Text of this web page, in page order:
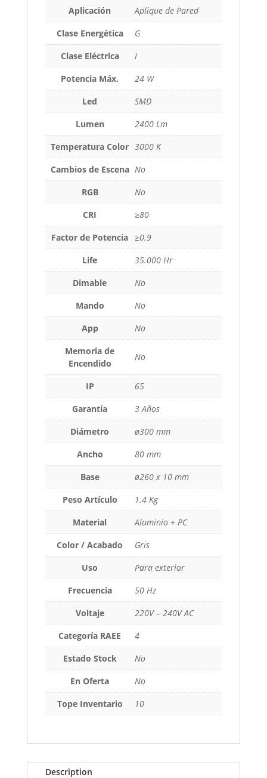
Aplicación
Aplique de Pared
Clase Energética
G
Clase Eléctrica
I
Potencia Máx.
24 W
Led
SMD
Lumen
2400 Lm
Temperatura Color 3000 K
Cambios de Escena No
RGB
No
CRI
≥80
Factor de Potencia
≥0.9
Life
35.000 Hr
Dimable
No
Mando
No
App
No
Memoria de
Encendido
No
IP
65
Garantía
3 Años
Diámetro
ø300 mm
Ancho
80 mm
Base
ø260 x 10 mm
Peso Artículo
1.4 Kg
Material
Aluminio + PC
Color / Acabado
Gris
Uso
Para exterior
Frecuencia
50 Hz
Voltaje
220V – 240V AC
Categoría RAEE
4
Estado Stock
No
En Oferta
No
Tope Inventario
10
Description